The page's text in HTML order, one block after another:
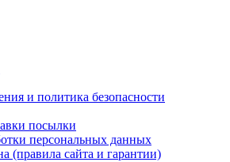
и политика безопасности
посылки
персональных данных
(правила сайта и гарантии)